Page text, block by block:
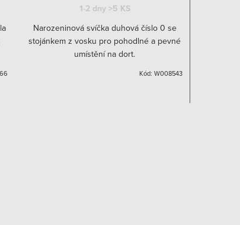
1-2 dny >5 KS
Narozeninová svíčka duhová číslo 0 se
stojánkem z vosku pro pohodlné a pevné
umístění na dort.
Kód: W008543